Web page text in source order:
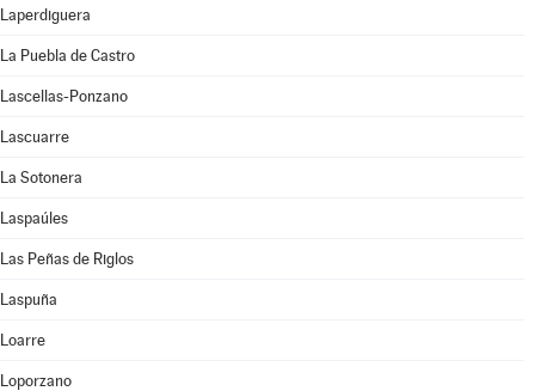
Laperdiguera
La Puebla de Castro
Lascellas-Ponzano
Lascuarre
La Sotonera
Laspaúles
Las Peñas de Riglos
Laspuña
Loarre
Loporzano